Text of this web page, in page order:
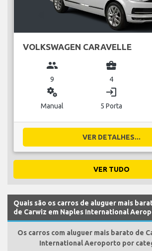
VOLKSWAGEN CARAVELLE
group
9
business_center
4
miscellaneous_services
Manual
login
5 Porta
VER DETALHES...
VER TUDO
Quais são os carros de aluguer mais
de Carwiz em Naples International
Os carros com aluguer mais barato de
International Aeroporto por